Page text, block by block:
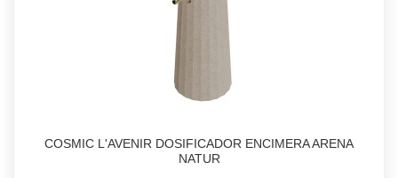
COSMIC L'AVENIR DOSIFICADOR ENCIMERA ARENA
NATUR